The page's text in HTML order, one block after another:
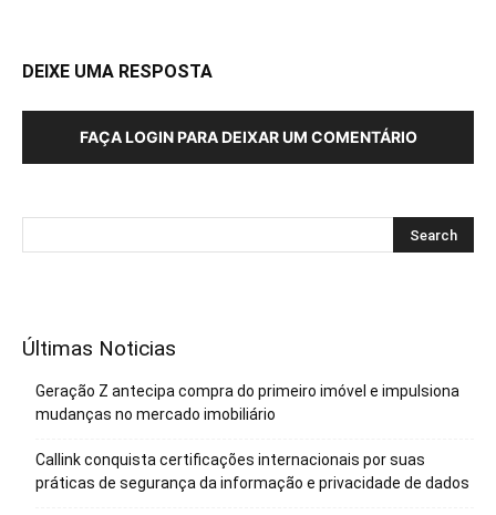
DEIXE UMA RESPOSTA
FAÇA LOGIN PARA DEIXAR UM COMENTÁRIO
Últimas Noticias
Geração Z antecipa compra do primeiro imóvel e impulsiona
mudanças no mercado imobiliário
Callink conquista certificações internacionais por suas
práticas de segurança da informação e privacidade de dados